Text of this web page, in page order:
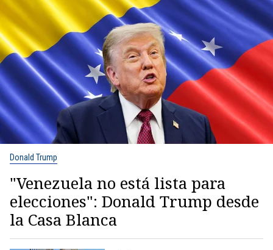
Donald Trump
"Venezuela no está lista para
elecciones": Donald Trump desde
la Casa Blanca